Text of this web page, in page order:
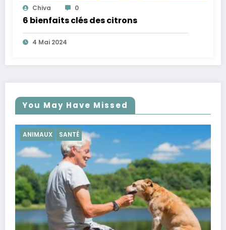
Chiva 0
6 bienfaits clés des citrons
4 Mai 2024
You May Have Missed
SANTÉ